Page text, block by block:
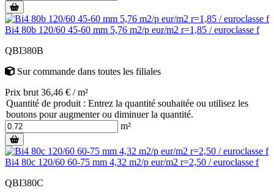
Bi4 80b 120/60 45-60 mm 5,76 m2/p eur/m2 r=1,85 / euroclasse f
QBI380B
Sur commande dans toutes les filiales
Prix brut 36,46 € / m²
Quantité de produit : Entrez la quantité souhaitée ou utilisez les
boutons pour augmenter ou diminuer la quantité.
m²
Bi4 80c 120/60 60-75 mm 4,32 m2/p eur/m2 r=2,50 / euroclasse f
QBI380C